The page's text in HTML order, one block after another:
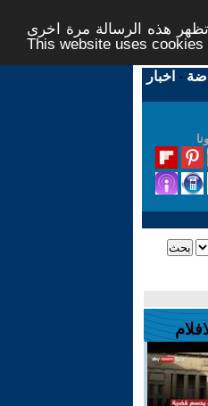
هذه الرسالة مرة اخرى -
This website uses
- اخبار